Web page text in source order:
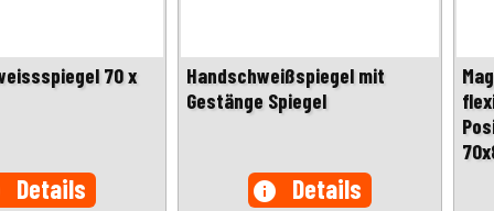
70 x
Details
Handschweißspiegel mit
Gestänge Spiegel
info Details